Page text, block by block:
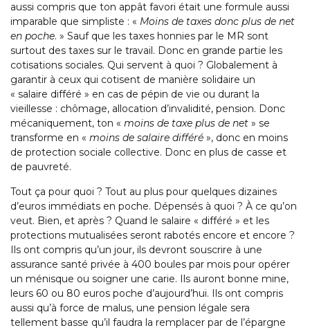
aussi compris que ton appât favori était une formule aussi
imparable que simpliste : « Moins de taxes donc plus de net
en poche. » Sauf que les taxes honnies par le MR sont
surtout des taxes sur le travail. Donc en grande partie les
cotisations sociales. Qui servent à quoi ? Globalement à
garantir à ceux qui cotisent de manière solidaire un
« salaire différé » en cas de pépin de vie ou durant la
vieillesse : chômage, allocation d’invalidité, pension. Donc
mécaniquement, ton « moins de taxe plus de net » se
transforme en « moins de salaire différé », donc en moins
de protection sociale collective. Donc en plus de casse et
de pauvreté.
Tout ça pour quoi ? Tout au plus pour quelques dizaines
d’euros immédiats en poche. Dépensés à quoi ? À ce qu’on
veut. Bien, et après ? Quand le salaire « différé » et les
protections mutualisées seront rabotés encore et encore ?
Ils ont compris qu’un jour, ils devront souscrire à une
assurance santé privée à 400 boules par mois pour opérer
un ménisque ou soigner une carie. Ils auront bonne mine,
leurs 60 ou 80 euros poche d’aujourd’hui. Ils ont compris
aussi qu’à force de malus, une pension légale sera
tellement basse qu’il faudra la remplacer par de l’épargne